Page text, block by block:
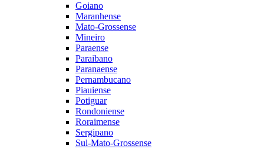
Goiano
Maranhense
Mato-Grossense
Mineiro
Paraense
Paraibano
Paranaense
Pernambucano
Piauiense
Potiguar
Rondoniense
Roraimense
Sergipano
Sul-Mato-Grossense